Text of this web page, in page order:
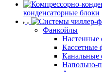
конденсаторные блоки
Фанкойлы
Настенные
Кассетные
Канальные
Напольно-